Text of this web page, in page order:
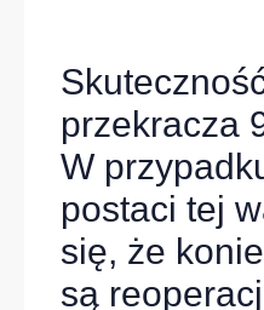
przekracza
W
postaci tej
się, że
są